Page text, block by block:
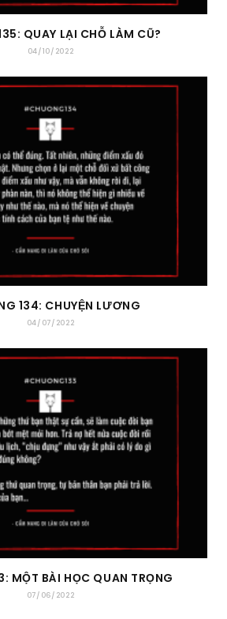
QUAY LẠI CHỖ LÀM CŨ?
04/10/2022
134: CHUYỆN LƯƠNG
04/07/2022
MỘT BÀI HỌC QUAN TRỌNG
07/06/2022